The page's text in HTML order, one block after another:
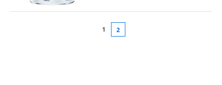
1 2